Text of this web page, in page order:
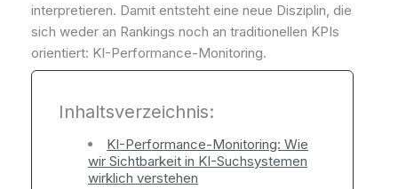
interpretieren. Damit entsteht eine neue Disziplin, die
sich weder an Rankings noch an traditionellen KPIs
orientiert: KI-Performance-Monitoring.
Inhaltsverzeichnis:
KI-Performance-Monitoring: Wie
wir Sichtbarkeit in KI-Suchsystemen
wirklich verstehen